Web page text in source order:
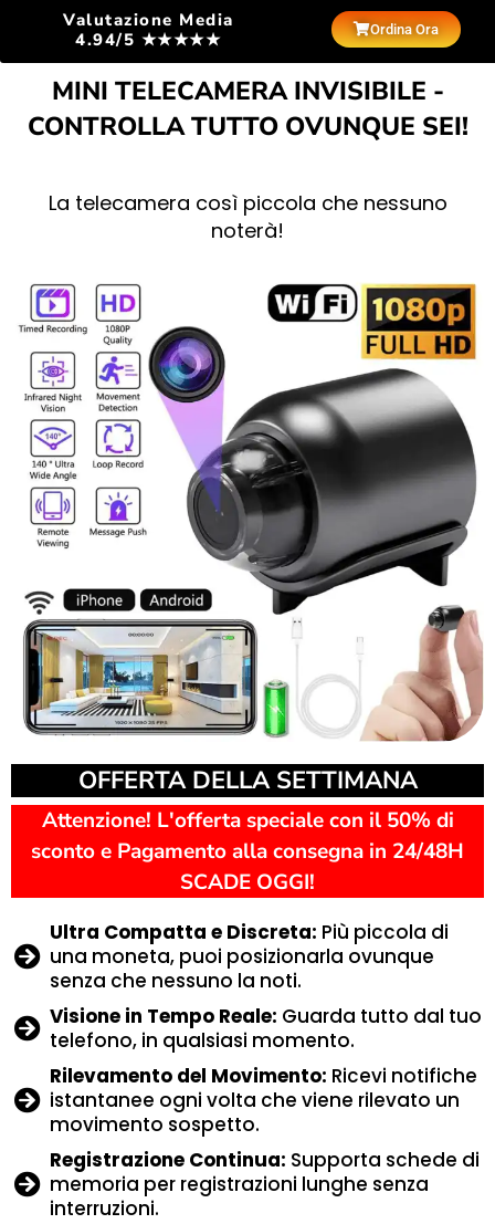
Valutazione Media
4.94/5 ★★★★★
Ordina Ora
MINI TELECAMERA INVISIBILE -
CONTROLLA TUTTO OVUNQUE SEI!
La telecamera così piccola che nessuno
noterà!
OFFERTA DELLA SETTIMANA
Attenzione! L'offerta speciale con il 50% di
sconto e Pagamento alla consegna in 24/48H
SCADE OGGI!
Ultra Compatta e Discreta: Più piccola di
una moneta, puoi posizionarla ovunque
senza che nessuno la noti.
Visione in Tempo Reale: Guarda tutto dal tuo
telefono, in qualsiasi momento.
Rilevamento del Movimento: Ricevi notifiche
istantanee ogni volta che viene rilevato un
movimento sospetto.
Registrazione Continua: Supporta schede di
memoria per registrazioni lunghe senza
interruzioni.